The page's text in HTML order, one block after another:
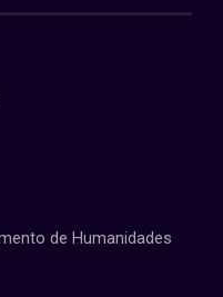
de Humanidades